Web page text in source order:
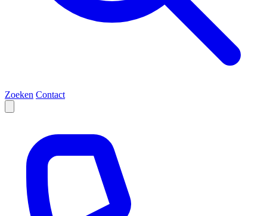
Zoeken Contact